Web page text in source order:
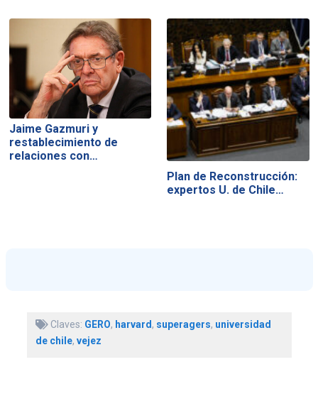
Jaime Gazmuri y
restablecimiento de
relaciones con…
Plan de Reconstrucción:
expertos U. de Chile…
Claves: GERO, harvard, superagers, universidad
de chile, vejez